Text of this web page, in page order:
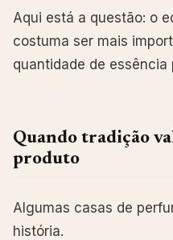
Aqui está a questão: o
costuma ser mais
quantidade de essência
Quando tradição
produto
Algumas casas de
história.